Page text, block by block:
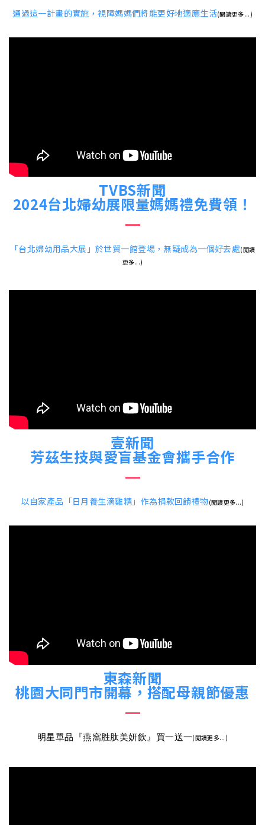
通過這一計畫的實施，視障媽媽們將能更好地適應生活(閱讀更多...)
TVBS新聞
2024台北婦幼展限量媽媽禮免費領！
「台北婦幼用品大展」於世貿一館登場，無疑成為一個好去處(閱讀
更多...)
壹新聞
芳茲生技與愛盲基金會攜手合作
以自家產品「日月養生滴雞精」作為捐款回饋禮物(閱讀更多...)
東森新聞
桃園大同門市開幕，搭配母親節優惠
明星單品『燕窩胜肽美妍飲』買一送一(閱讀更多...)